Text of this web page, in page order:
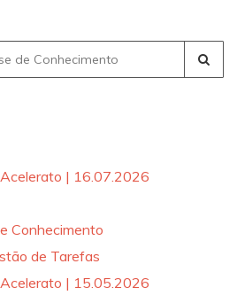
| 16.07.2026
Conhecimento
de Tarefas
| 15.05.2026